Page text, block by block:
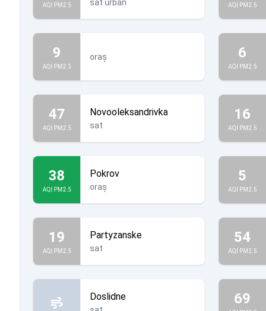
AQI PM2.5 sat urban AQI PM2.5
9
AQI PM2.5
oraș 6
AQI PM2.5
47
AQI PM2.5
Novooleksandrivka
sat
16
AQI PM2.5
38
AQI PM2.5
Pokrov
oraș
5
AQI PM2.5
19
AQI PM2.5
Partyzanske
sat
54
AQI PM2.5
Doslidne 69